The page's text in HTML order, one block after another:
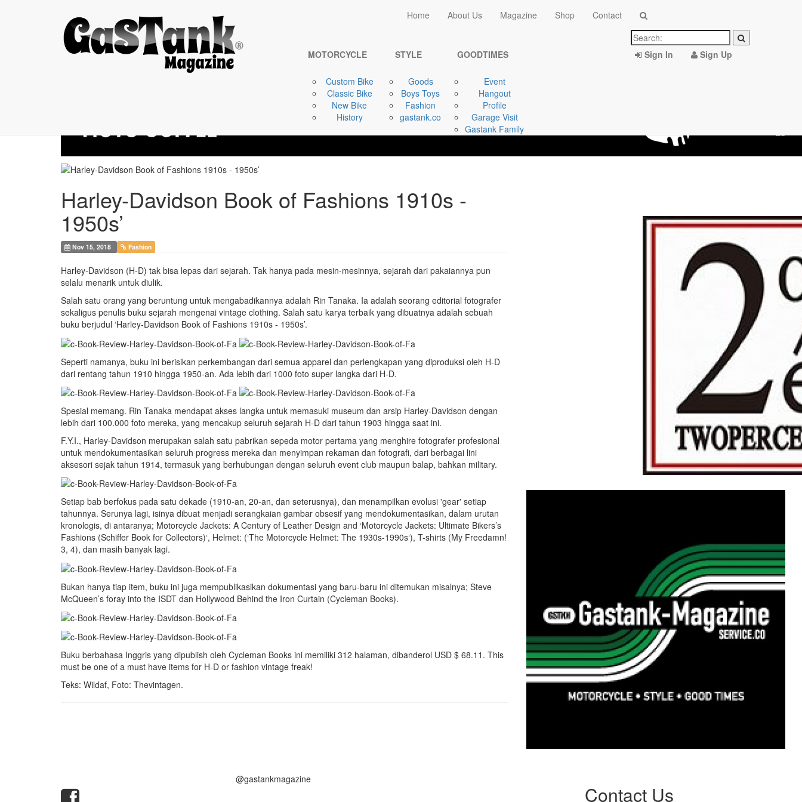
Home About Us Magazine Shop Contact
MOTORCYCLE
Custom Bike
Classic Bike
New Bike
History
STYLE
Goods
Boys Toys
Fashion
gastank.co
GOODTIMES
Event
Hangout
Profile
Garage Visit
Gastank Family
Sign In Sign Up
Harley-Davidson ...
Home
STYLE
Harley-Davidson Book of Fashions 1910s -
1950s’
Nov 15, 2018 Fashion
Harley-Davidson (H-D) tak bisa lepas dari sejarah. Tak hanya pada mesin-mesinnya, sejarah dari pakaiannya pun
selalu menarik untuk diulik.
Salah satu orang yang beruntung untuk mengabadikannya adalah Rin Tanaka. Ia adalah seorang editorial fotografer
sekaligus penulis buku sejarah mengenai vintage clothing. Salah satu karya terbaik yang dibuatnya adalah sebuah
buku berjudul ‘Harley-Davidson Book of Fashions 1910s - 1950s’.
Seperti namanya, buku ini berisikan perkembangan dari semua apparel dan perlengkapan yang diproduksi oleh H-D
dari rentang tahun 1910 hingga 1950-an. Ada lebih dari 1000 foto super langka dari H-D.
Spesial memang. Rin Tanaka mendapat akses langka untuk memasuki museum dan arsip Harley-Davidson dengan
lebih dari 100.000 foto mereka, yang mencakup seluruh sejarah H-D dari tahun 1903 hingga saat ini.
F.Y.I., Harley-Davidson merupakan salah satu pabrikan sepeda motor pertama yang menghire fotografer profesional
untuk mendokumentasikan seluruh progress mereka dan menyimpan rekaman dan fotografi, dari berbagai lini
aksesori sejak tahun 1914, termasuk yang berhubungan dengan seluruh event club maupun balap, bahkan military.
Setiap bab berfokus pada satu dekade (1910-an, 20-an, dan seterusnya), dan menampilkan evolusi 'gear' setiap
tahunnya. Serunya lagi, isinya dibuat menjadi serangkaian gambar obsesif yang mendokumentasikan, dalam urutan
kronologis, di antaranya; Motorcycle Jackets: A Century of Leather Design and ‘Motorcycle Jackets: Ultimate Bikers’s
Fashions (Schiffer Book for Collectors)‘, Helmet: (‘The Motorcycle Helmet: The 1930s-1990s‘), T-shirts (My Freedamn!
3, 4), dan masih banyak lagi.
Bukan hanya tiap item, buku ini juga mempublikasikan dokumentasi yang baru-baru ini ditemukan misalnya; Steve
McQueen’s foray into the ISDT dan Hollywood Behind the Iron Curtain (Cycleman Books).
Buku berbahasa Inggris yang dipublish oleh Cycleman Books ini memiliki 312 halaman, dibanderol USD $ 68.11. This
must be one of a must have items for H-D or fashion vintage freak!
Teks: Wildaf, Foto: Thevintagen.
@gastankmagazine
Contact Us